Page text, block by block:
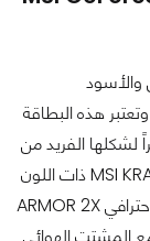
والأسود
هذه البطاقة
لشكلها الفريد من
نوعه حيث يتناسب لونها وتصميمها مع لوحات MSI KRAIT ذات اللون
الأبيض والأسود. البطاقة تستخدم مشتت هوائي احترافي ARMOR 2X